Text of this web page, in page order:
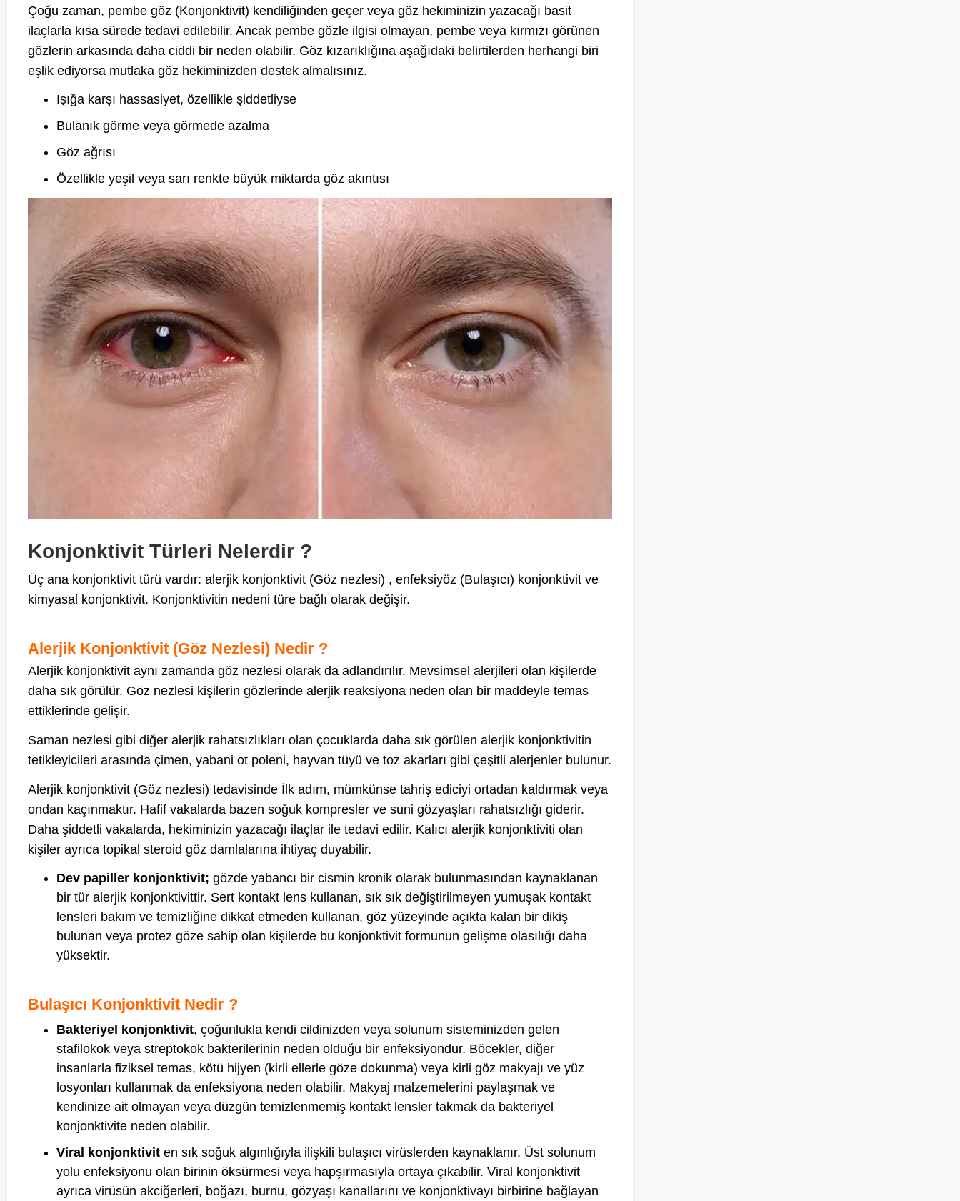
Çoğu zaman, pembe göz (Konjonktivit) kendiliğinden geçer veya göz hekiminizin yazacağı basit
ilaçlarla kısa sürede tedavi edilebilir. Ancak pembe gözle ilgisi olmayan, pembe veya kırmızı görünen
gözlerin arkasında daha ciddi bir neden olabilir. Göz kızarıklığına aşağıdaki belirtilerden herhangi biri
eşlik ediyorsa mutlaka göz hekiminizden destek almalısınız.
Işığa karşı hassasiyet, özellikle şiddetliyse
Bulanık görme veya görmede azalma
Göz ağrısı
Özellikle yeşil veya sarı renkte büyük miktarda göz akıntısı
Konjonktivit Türleri Nelerdir ?
Üç ana konjonktivit türü vardır: alerjik konjonktivit (Göz nezlesi) , enfeksiyöz (Bulaşıcı) konjonktivit ve
kimyasal konjonktivit. Konjonktivitin nedeni türe bağlı olarak değişir.
Alerjik Konjonktivit (Göz Nezlesi) Nedir ?
Alerjik konjonktivit aynı zamanda göz nezlesi olarak da adlandırılır. Mevsimsel alerjileri olan kişilerde
daha sık görülür. Göz nezlesi kişilerin gözlerinde alerjik reaksiyona neden olan bir maddeyle temas
ettiklerinde gelişir.
Saman nezlesi gibi diğer alerjik rahatsızlıkları olan çocuklarda daha sık görülen alerjik konjonktivitin
tetikleyicileri arasında çimen, yabani ot poleni, hayvan tüyü ve toz akarları gibi çeşitli alerjenler bulunur.
Alerjik konjonktivit (Göz nezlesi) tedavisinde İlk adım, mümkünse tahriş ediciyi ortadan kaldırmak veya
ondan kaçınmaktır. Hafif vakalarda bazen soğuk kompresler ve suni gözyaşları rahatsızlığı giderir.
Daha şiddetli vakalarda, hekiminizin yazacağı ilaçlar ile tedavi edilir. Kalıcı alerjik konjonktiviti olan
kişiler ayrıca topikal steroid göz damlalarına ihtiyaç duyabilir.
Dev papiller konjonktivit;gözde yabancı bir cismin kronik olarak bulunmasından kaynaklanan
bir tür alerjik konjonktivittir. Sert kontakt lens kullanan, sık sık değiştirilmeyen yumuşak kontakt
lensleri bakım ve temizliğine dikkat etmeden kullanan, göz yüzeyinde açıkta kalan bir dikiş
bulunan veya protez göze sahip olan kişilerde bu konjonktivit formunun gelişme olasılığı daha
yüksektir.
Bulaşıcı Konjonktivit Nedir ?
Bakteriyel konjonktivit, çoğunlukla kendi cildinizden veya solunum sisteminizden gelen
stafilokok veya streptokok bakterilerinin neden olduğu bir enfeksiyondur. Böcekler, diğer
insanlarla fiziksel temas, kötü hijyen (kirli ellerle göze dokunma) veya kirli göz makyajı ve yüz
losyonları kullanmak da enfeksiyona neden olabilir. Makyaj malzemelerini paylaşmak ve
kendinize ait olmayan veya düzgün temizlenmemiş kontakt lensler takmak da bakteriyel
konjonktivite neden olabilir.
Viral konjonktiviten sık soğuk algınlığıyla ilişkili bulaşıcı virüslerden kaynaklanır. Üst solunum
yolu enfeksiyonu olan birinin öksürmesi veya hapşırmasıyla ortaya çıkabilir. Viral konjonktivit
ayrıca virüsün akciğerleri, boğazı, burnu, gözyaşı kanallarını ve konjonktivayı birbirine bağlayan